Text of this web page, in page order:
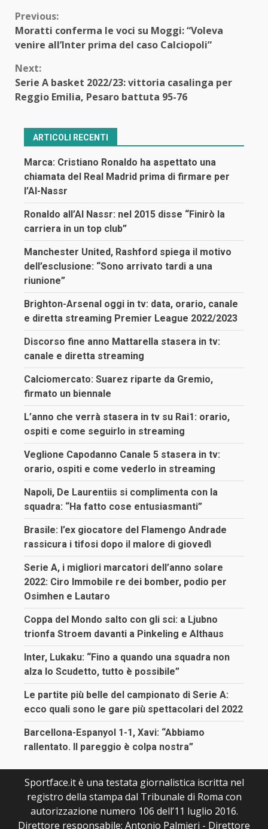
Continue
Reading
Previous:
Moratti conferma le voci su Moggi: “Voleva
venire all’Inter prima del caso Calciopoli”
Next:
Serie A basket 2022/23: vittoria casalinga per
Reggio Emilia, Pesaro battuta 95-76
ARTICOLI RECENTI
Marca: Cristiano Ronaldo ha aspettato una
chiamata del Real Madrid prima di firmare per
l’Al-Nassr
Ronaldo all’Al Nassr: nel 2015 disse “Finirò la
carriera in un top club”
Manchester United, Rashford spiega il motivo
dell’esclusione: “Sono arrivato tardi a una
riunione”
Brighton-Arsenal oggi in tv: data, orario, canale
e diretta streaming Premier League 2022/2023
Discorso fine anno Mattarella stasera in tv:
canale e diretta streaming
Calciomercato: Suarez riparte da Gremio,
firmato un biennale
L’anno che verrà stasera in tv su Rai1: orario,
ospiti e come seguirlo in streaming
Veglione Capodanno Canale 5 stasera in tv:
orario, ospiti e come vederlo in streaming
Napoli, De Laurentiis si complimenta con la
squadra: “Ha fatto cose entusiasmanti”
Brasile: l’ex giocatore del Flamengo Andrade
rassicura i tifosi dopo il malore di giovedì
Serie A, i migliori marcatori dell’anno solare
2022: Ciro Immobile re dei bomber, podio per
Osimhen e Lautaro
Coppa del Mondo salto con gli sci: a Ljubno
trionfa Stroem davanti a Pinkeling e Althaus
Inter, Lukaku: “Fino a quando una squadra non
alza lo Scudetto, tutto è possibile”
Le partite più belle del campionato di Serie A:
ecco quali sono le gare più spettacolari del 2022
Barcellona-Espanyol 1-1, Xavi: “Abbiamo
rallentato. Il pareggio è colpa nostra”
Sportface.it è una testata giornalistica iscritta nel
registro della stampa dal Tribunale di Roma con
autorizzazione numero 106 dell’11 luglio 2016.
Direttore responsabile: Antonio Palmieri - Direttore